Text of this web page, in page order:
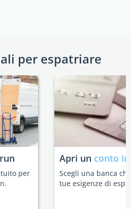
per espatriare
per
Apri un conto
Scegli una banca
tue esigenze di